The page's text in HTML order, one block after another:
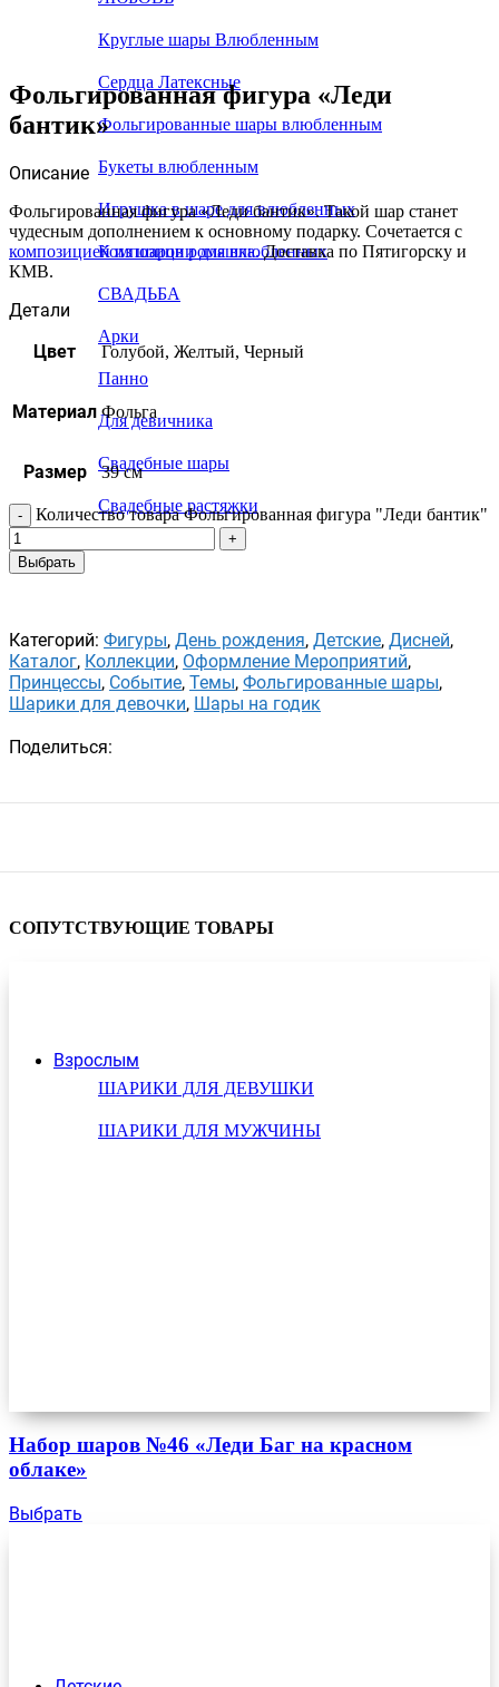
Круглые шары Влюбленным
Сердца Латексные
Фольгированные шары влюбленным
Букеты влюбленным
Игрушка в шаре для влюбленных
Композиции для влюбленных
СВАДЬБА
Арки
Панно
Для девичника
Свадебные шары
Свадебные растяжки
Взрослым
ШАРИКИ ДЛЯ ДЕВУШКИ
ШАРИКИ ДЛЯ МУЖЧИНЫ
Фольгированная фигура «Леди
бантик»
Описание
Фольгированная фигура «Леди бантик». Такой шар станет
чудесным дополнением к основному подарку. Сочетается с
композицией из шаров ромашка.Доставка по Пятигорску и
КМВ.
Детали
Цвет
Голубой, Желтый, Черный
Материал Фольга
Размер 39 см
Количество товара Фольгированная фигура "Леди бантик"
Выбрать
Категорий: Фигуры, День рождения, Детские, Дисней,
Каталог, Коллекции, Оформление Мероприятий,
Принцессы, Событие, Темы, Фольгированные шары,
Шарики для девочки, Шары на годик
Поделиться:
СОПУТСТВУЮЩИЕ ТОВАРЫ
Набор шаров №46 «Леди Баг на красном
облаке»
Выбрать